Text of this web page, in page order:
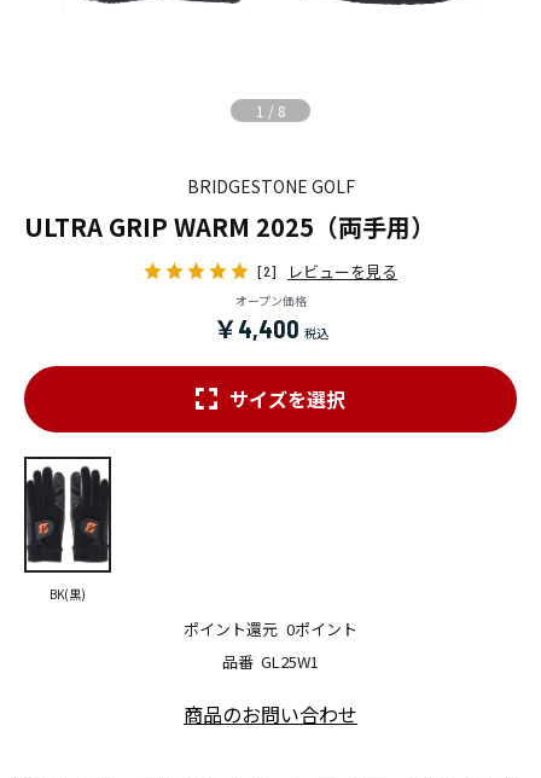
1 / 8
BRIDGESTONE GOLF
ULTRA GRIP WARM 2025（両手用）
[2] レビューを見る
オープン価格
￥4,400
品番 GL25W1
ポイント還元 0ポイント
サイズを選択
BK(黒)
商品のお問い合わせ